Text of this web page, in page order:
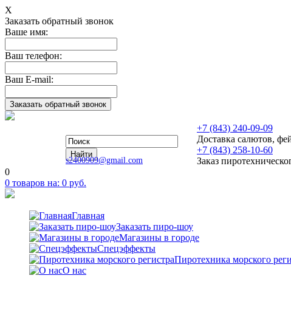
Х
Заказать обратный звонок
Ваше имя:
Ваш телефон:
Ваш E-mail:
s2400909@gmail.com
+7 (843) 240-09-09
Доставка салютов,
+7 (843) 258-10-60
Заказ
0
0 товаров на: 0 руб.
Главная
Заказать пиро-шоу
Магазины в городе
Спецэффекты
Пиротехника морского
О нас